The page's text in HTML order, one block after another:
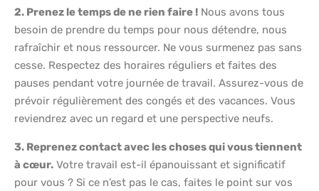
2. Prenez le temps de ne rien faire ! Nous avons tous
besoin de prendre du temps pour nous détendre, nous
rafraîchir et nous ressourcer. Ne vous surmenez pas sans
cesse. Respectez des horaires réguliers et faites des
pauses pendant votre journée de travail. Assurez-vous de
prévoir régulièrement des congés et des vacances. Vous
reviendrez avec un regard et une perspective neufs.
3. Reprenez contact avec les choses qui vous tiennent
à cœur. Votre travail est-il épanouissant et significatif
pour vous ? Si ce n’est pas le cas, faites le point sur vos